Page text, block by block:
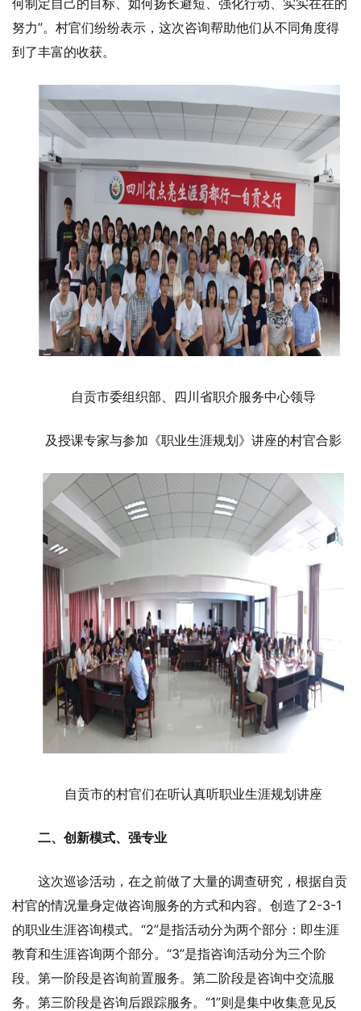
努力”。村官们纷纷表示，这次咨询帮助他们从不同角度得
到了丰富的收获。
自贡市委组织部、四川省职介服务中心领导
及授课专家与参加《职业生涯规划》讲座的村官合影
自贡市的村官们在听认真听职业生涯规划讲座
二、创新模式、强专业
这次巡诊活动，在之前做了大量的调查研究，根据自贡
村官的情况量身定做咨询服务的方式和内容。创造了2-3-1
的职业生涯咨询模式。“2”是指活动分为两个部分：即生涯
教育和生涯咨询两个部分。“3”是指咨询活动分为三个阶
段。第一阶段是咨询前置服务。第二阶段是咨询中交流服
务。第三阶段是咨询后跟踪服务。“1”则是集中收集意见反